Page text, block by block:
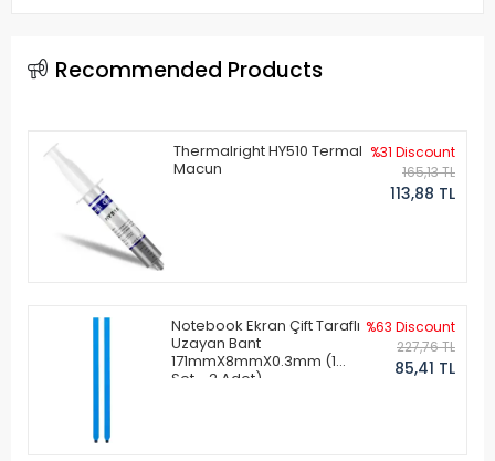
Recommended Products
Thermalright HY510 Termal
Macun
%31 Discount
165,13 TL
113,88 TL
Notebook Ekran Çift Taraflı
Uzayan Bant
171mmX8mmX0.3mm (1
Set - 2 Adet)
%63 Discount
227,76 TL
85,41 TL